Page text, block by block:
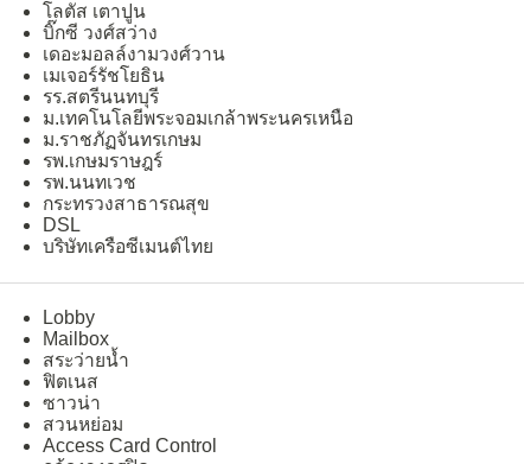
โลตัส เตาปูน
บิ๊กซี วงศ์สว่าง
เดอะมอลล์งามวงศ์วาน
เมเจอร์รัชโยธิน
รร.สตรีนนทบุรี
ม.เทคโนโลยีพระจอมเกล้าพระนครเหนือ
ม.ราชภัฏจันทรเกษม
รพ.เกษมราษฎร์
รพ.นนทเวช
กระทรวงสาธารณสุข
DSL
บริษัทเครือซีเมนต์ไทย
Lobby
Mailbox
สระว่ายน้ำ
ฟิตเนส
ซาวน่า
สวนหย่อม
Access Card Control